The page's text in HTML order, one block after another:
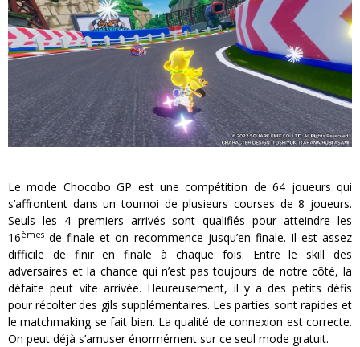
Le mode Chocobo GP est une compétition de 64 joueurs qui
s’affrontent dans un tournoi de plusieurs courses de 8 joueurs.
Seuls les 4 premiers arrivés sont qualifiés pour atteindre les
16èmes de finale et on recommence jusqu’en finale. Il est assez
difficile de finir en finale à chaque fois. Entre le skill des
adversaires et la chance qui n’est pas toujours de notre côté, la
défaite peut vite arrivée. Heureusement, il y a des petits défis
pour récolter des gils supplémentaires. Les parties sont rapides et
le matchmaking se fait bien. La qualité de connexion est correcte.
On peut déjà s’amuser énormément sur ce seul mode gratuit.